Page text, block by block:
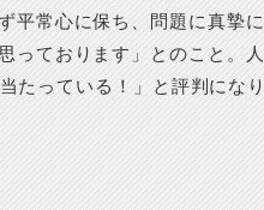
平常心に保ち、問題に真摯に
っております」とのこと。人
たっている！」と評判になり